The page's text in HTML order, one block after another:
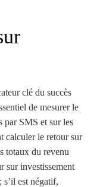
clé du succès
de mesurer le
par SMS et sur les
calculer le retour sur
totaux du revenu
sur investissement
s’il est négatif,